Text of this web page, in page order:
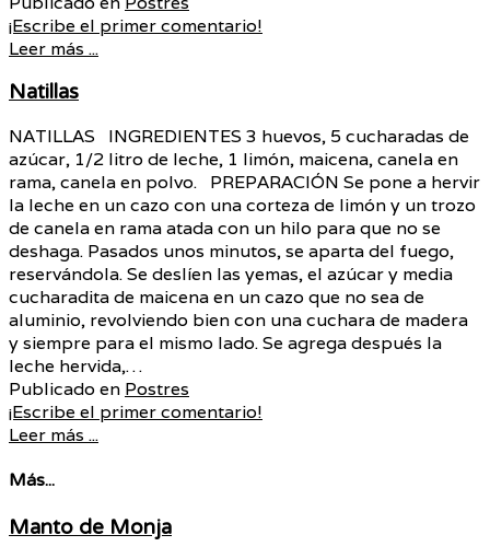
¡Escribe el primer comentario!
Leer más ...
Natillas
NATILLAS INGREDIENTES 3 huevos, 5 cucharadas de
azúcar, 1/2 litro de leche, 1 limón, maicena, canela en
rama, canela en polvo. PREPARACIÓN Se pone a hervir
la leche en un cazo con una corteza de limón y un trozo
de canela en rama atada con un hilo para que no se
deshaga. Pasados unos minutos, se aparta del fuego,
reservándola. Se deslíen las yemas, el azúcar y media
cucharadita de maicena en un cazo que no sea de
aluminio, revolviendo bien con una cuchara de madera
y siempre para el mismo lado. Se agrega después la
leche hervida,…
Publicado en Postres
¡Escribe el primer comentario!
Leer más ...
Más...
Manto de Monja